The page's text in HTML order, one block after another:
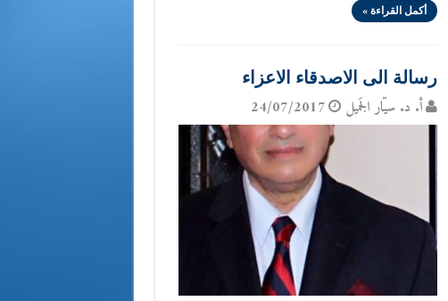
أكمل القراءة »
رسالة الى الاصدقاء الاعزاء
أ. د. سيّار الجَميل 24/07/2017